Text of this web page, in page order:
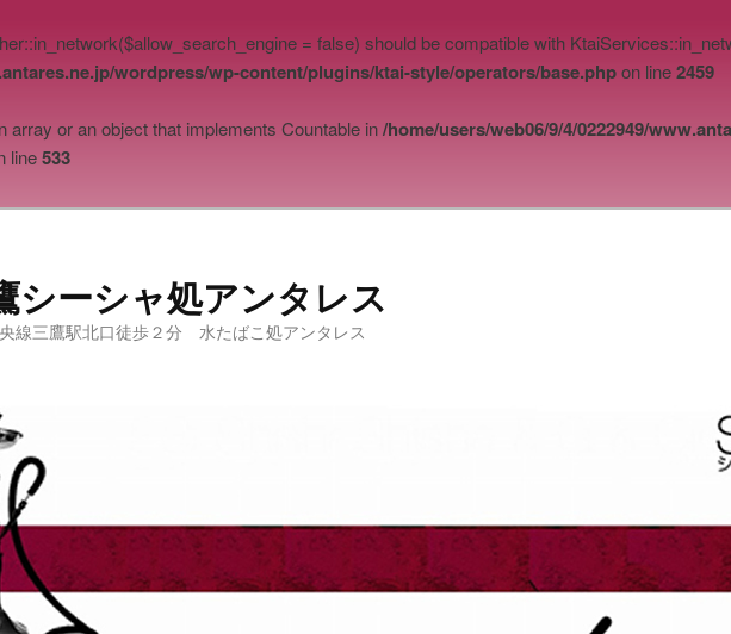
= false) should be compatible with
wordpress/wp-content/plugins/ktai-style/operators/base.phpon line2459
array or an object that implements Countable in/home/users/web06/9/4/0222949/
line533
シーシャ処アンタレス
央線三鷹駅北口徒歩２分 水たばこ処アンタレス